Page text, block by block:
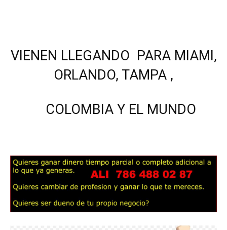
VIENEN LLEGANDO PARA MIAMI,
ORLANDO, TAMPA ,
COLOMBIA Y EL MUNDO